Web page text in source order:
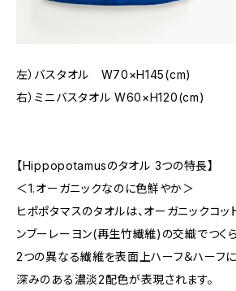
左）バスタオル W70×H145(cm)
右）ミニバスタオル W60×H120(cm)
【Hippopotamusのタオル 3つの特長】
＜1.オーガニックなのに色鮮やか＞
ヒポポタマスのタオルは、オーガニックコ
ンブーレーヨン(再生竹繊維)の交織でつくら
2つの異なる繊維を表面上ハーフ＆ハーフに
深みのある濃淡2配色が表現されます。